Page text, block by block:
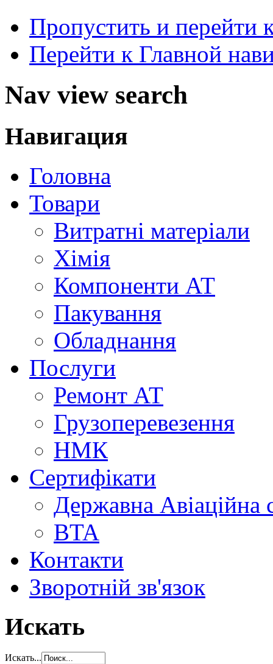
Пропустить и перейти
Перейти к Главной
Nav view search
Навигация
Головна
Товари
Витратні матеріали
Хімія
Компоненти АТ
Пакування
Обладнання
Послуги
Ремонт АТ
Грузоперевезення
НМК
Сертифікати
Державна Авіаційна
BTA
Контакти
Зворотній зв'язок
Искать
Искать...